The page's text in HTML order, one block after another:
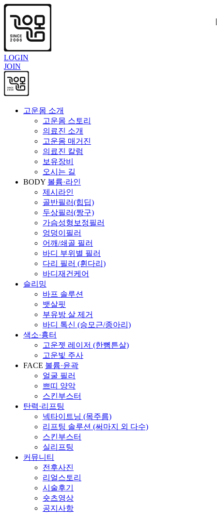
LOGIN
JOIN
|
고운몸 소개
고운몸 스토리
의료진 소개
고운몸 매거진
의료진 칼럼
보유장비
오시는 길
BODY 볼륨·라인
제시라인
골반필러(힙딥)
두상필러(짱구)
가슴성형보정필러
엉덩이필러
어깨/쇄골 필러
바디 부위별 필러
다리 필러 (휜다리)
바디재건케어
슬리밍
바프 솔루션
뱃살핏
부유방 살 제거
바디 톡신 (승모근/종아리)
|
색소·흉터
고운젯 레이저 (한뼘튼살)
고운빛 주사
FACE 볼륨·윤곽
얼굴 필러
쁘띠 양악
스킨부스터
|
탄력·리프팅
넥타이트닝 (목주름)
리프팅 솔루션 (써마지 외 다수)
스킨부스터
실리프팅
커뮤니티
전후사진
리얼스토리
시술후기
숏츠영상
공지사항